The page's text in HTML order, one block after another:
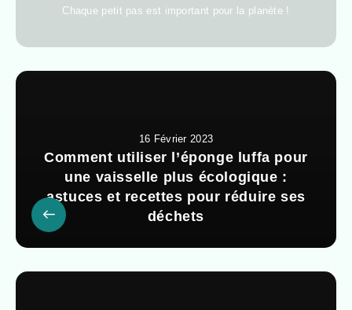
Chaque petit pas est important pour la planète !
16 Février 2023
Comment utiliser l’éponge luffa pour
une vaisselle plus écologique :
astuces et recettes pour réduire ses
déchets